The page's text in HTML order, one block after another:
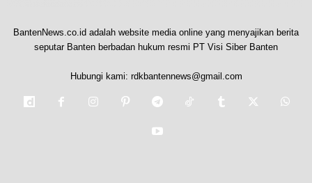
BantenNews.co.id adalah website media online yang menyajikan berita
seputar Banten berbadan hukum resmi PT Visi Siber Banten
Hubungi kami: rdkbantennews@gmail.com